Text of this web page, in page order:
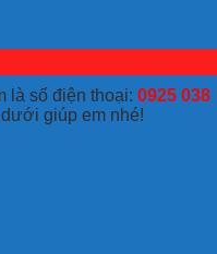
là số điện thoại: 0925 038
giúp em nhé!